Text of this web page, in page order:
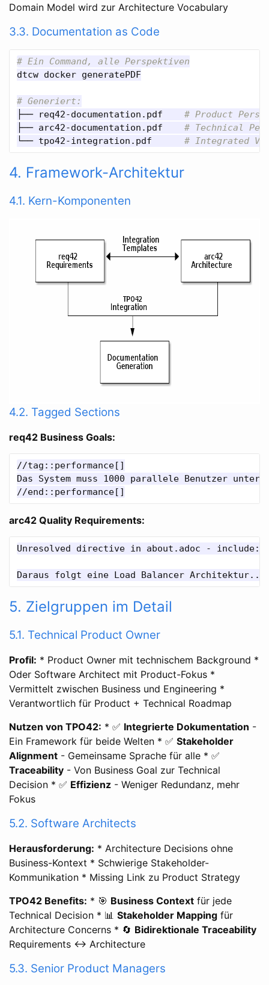
Domain Model wird zur Architecture Vocabulary
3.3. Documentation as Code
# Ein Command, alle Perspektiven
dtcw docker generatePDF
# Generiert:
├── req42-documentation.pdf # Product
├── arc42-documentation.pdf # Technical
└── tpo42-integration.pdf # Integrated
4. Framework-Architektur
4.1. Kern-Komponenten
4.2. Tagged Sections
req42 Business Goals:
//tag::performance[]
Das System muss 1000 parallele Benutzer
//end::performance[]
arc42 Quality Requirements:
Unresolved directive in about.adoc -
Daraus folgt eine Load Balancer Architektur...
5. Zielgruppen im Detail
5.1. Technical Product Owner
Profil: * Product Owner mit technischem Background *
Oder Software Architect mit Product-Fokus *
Vermittelt zwischen Business und Engineering *
Verantwortlich für Product + Technical Roadmap
Nutzen von TPO42: * ✅ Integrierte Dokumentation -
Ein Framework für beide Welten * ✅ Stakeholder
Alignment - Gemeinsame Sprache für alle * ✅
Traceability - Von Business Goal zur Technical
Decision * ✅ Effizienz - Weniger Redundanz, mehr
Fokus
5.2. Software Architects
Herausforderung: * Architecture Decisions ohne
Business-Kontext * Schwierige Stakeholder-
Kommunikation * Missing Link zu Product Strategy
TPO42 Benefits: * 🎯 Business Context für jede
Technical Decision * 📊 Stakeholder Mapping für
Architecture Concerns * 🔄 Bidirektionale Traceability
Requirements ↔ Architecture
5.3. Senior Product Managers